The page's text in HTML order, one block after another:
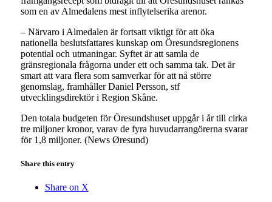
som en av Almedalens mest inflytelserika arenor.
– Närvaro i Almedalen är fortsatt viktigt för att öka
nationella beslutsfattares kunskap om Öresundsregionens
potential och utmaningar. Syftet är att samla de
gränsregionala frågorna under ett och samma tak. Det är
smart att vara flera som samverkar för att nå större
genomslag, framhåller Daniel Persson, stf
utvecklingsdirektör i Region Skåne.
Den totala budgeten för Öresundshuset uppgår i år till cirka
tre miljoner kronor, varav de fyra huvudarrangörerna svarar
för 1,8 miljoner. (News Øresund)
Share this entry
Share on X